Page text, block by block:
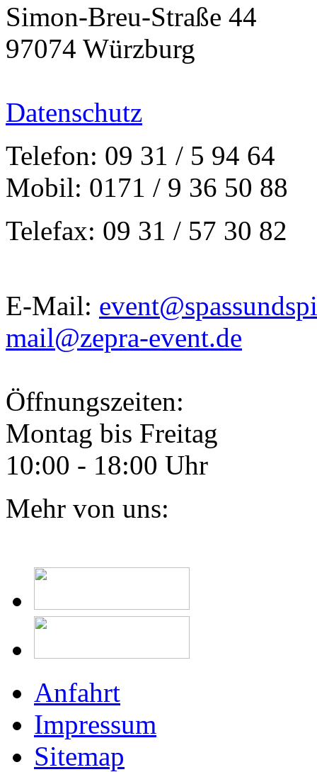
Simon-Breu-Straße 44
97074 Würzburg
Datenschutz
Telefon: 09 31 / 5 94 64
Mobil: 0171 / 9 36 50 88
Telefax: 09 31 / 57 30 82
E-Mail:
mail@zepra-event.de
Öffnungszeiten:
Montag bis Freitag
10:00 - 18:00 Uhr
Mehr von uns:
Anfahrt
Impressum
Sitemap